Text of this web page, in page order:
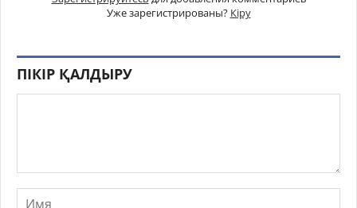
Уже зарегистрированы? Кіру
ПІКІР ҚАЛДЫРУ